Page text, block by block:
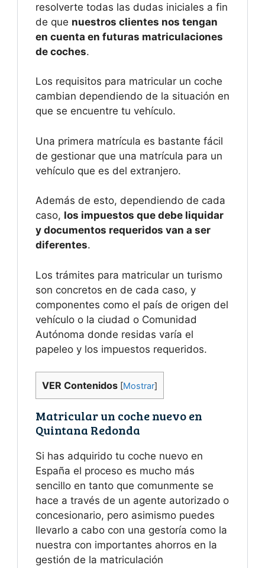
resolverte todas las dudas iniciales a fin
de que nuestros clientes nos tengan
en cuenta en futuras matriculaciones
de coches.
Los requisitos para matricular un coche
cambian dependiendo de la situación en
que se encuentre tu vehículo.
Una primera matrícula es bastante fácil
de gestionar que una matrícula para un
vehículo que es del extranjero.
Además de esto, dependiendo de cada
caso, los impuestos que debe liquidar
y documentos requeridos van a ser
diferentes.
Los trámites para matricular un turismo
son concretos en de cada caso, y
componentes como el país de origen del
vehículo o la ciudad o Comunidad
Autónoma donde residas varía el
papeleo y los impuestos requeridos.
VER Contenidos [Mostrar]
Matricular un coche nuevo en
Quintana Redonda
Si has adquirido tu coche nuevo en
España el proceso es mucho más
sencillo en tanto que comunmente se
hace a través de un agente autorizado o
concesionario, pero asimismo puedes
llevarlo a cabo con una gestoría como la
nuestra con importantes ahorros en la
gestión de la matriculación